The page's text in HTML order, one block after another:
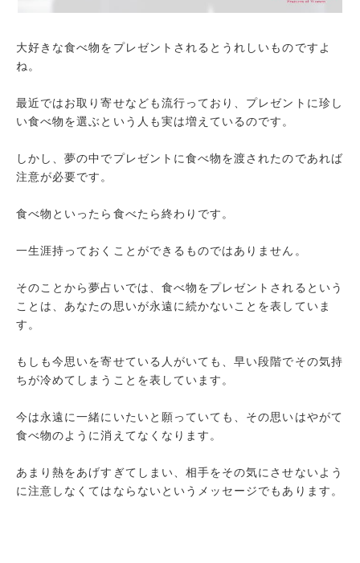
大好きな食べ物をプレゼントされるとうれしいものですよ
ね。
最近ではお取り寄せなども流行っており、プレゼントに珍し
い食べ物を選ぶという人も実は増えているのです。
しかし、夢の中でプレゼントに食べ物を渡されたのであれば
注意が必要です。
食べ物といったら食べたら終わりです。
一生涯持っておくことができるものではありません。
そのことから夢占いでは、食べ物をプレゼントされるという
ことは、あなたの思いが永遠に続かないことを表していま
す。
もしも今思いを寄せている人がいても、早い段階でその気持
ちが冷めてしまうことを表しています。
今は永遠に一緒にいたいと願っていても、その思いはやがて
食べ物のように消えてなくなります。
あまり熱をあげすぎてしまい、相手をその気にさせないよう
に注意しなくてはならないというメッセージでもあります。